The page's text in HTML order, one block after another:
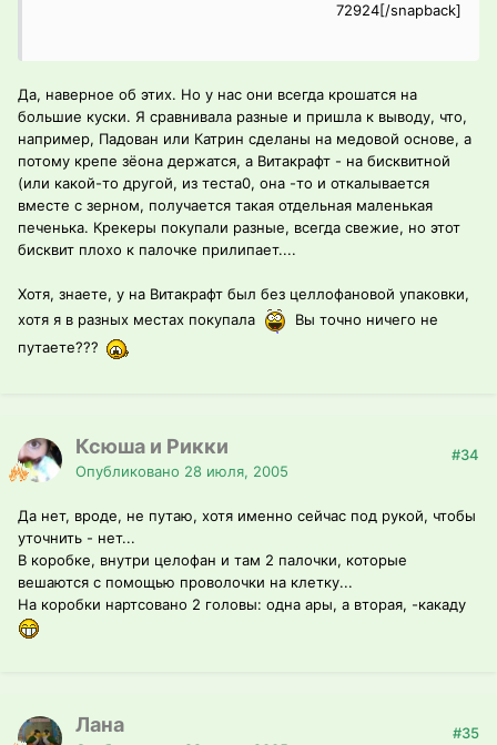
72924[/snapback]
Да, наверное об этих. Но у нас они всегда крошатся на
большие куски. Я сравнивала разные и пришла к выводу, что,
например, Падован или Катрин сделаны на медовой основе, а
потому крепе зёона держатся, а Витакрафт - на бисквитной
(или какой-то другой, из теста0, она -то и откалывается
вместе с зерном, получается такая отдельная маленькая
печенька. Крекеры покупали разные, всегда свежие, но этот
бисквит плохо к палочке прилипает....
Хотя, знаете, у на Витакрафт был без целлофановой упаковки,
хотя я в разных местах покупала
Вы точно ничего не
путаете???
Ксюша и Рикки
Опубликовано 28 июля, 2005
#34
Да нет, вроде, не путаю, хотя именно сейчас под рукой, чтобы
уточнить - нет...
В коробке, внутри целофан и там 2 палочки, которые
вешаются с помощью проволочки на клетку...
На коробки нартсовано 2 головы: одна ары, а вторая, -какаду
Лана #35